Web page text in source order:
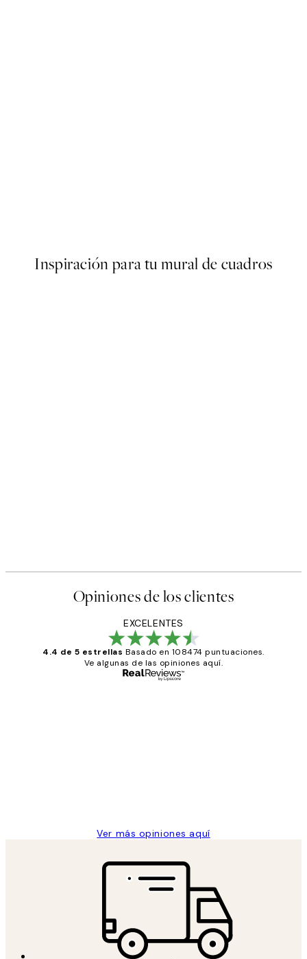
Inspiración para tu mural de cuadros
Opiniones de los clientes
EXCELENTES
4.4 de 5 estrellas Basado en 108474 puntuaciones.
Ve algunas de las opiniones aquí.
Ver más opiniones aquí